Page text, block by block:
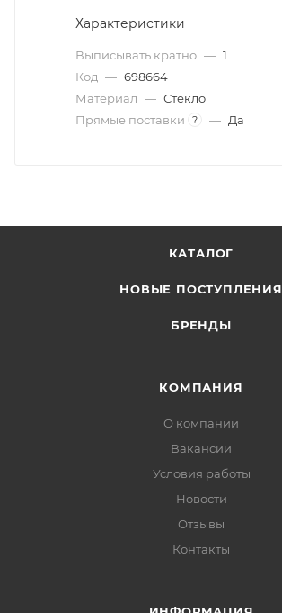
Характеристики
Выписывать кратно — 1
Код — 698664
Материал — Стекло
Прямые поставки
? — Да
КАТАЛОГ
НОВЫЕ ПОСТУПЛЕНИЯ
БРЕНДЫ
КОМПАНИЯ
О компании
Вакансии
Условия работы
Новости
Отзывы
Контакты